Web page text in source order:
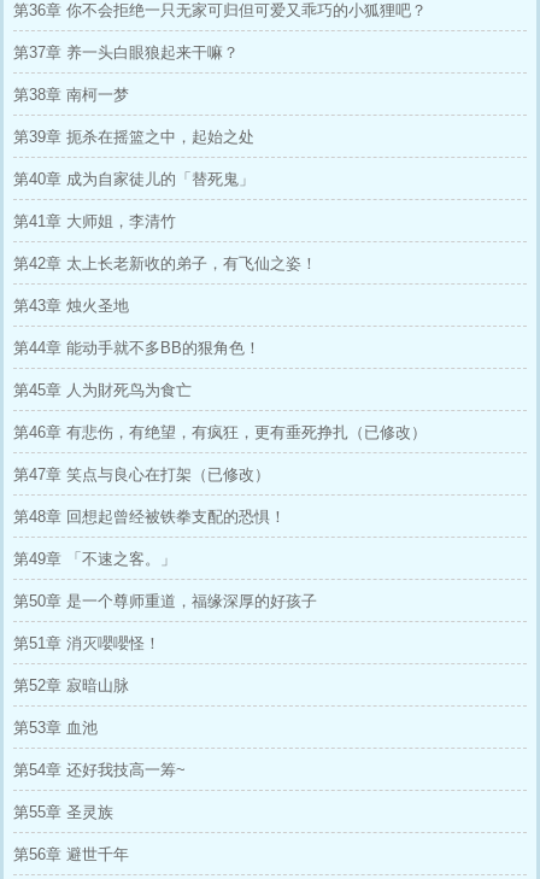
第36章 你不会拒绝一只无家可归但可爱又乖巧的小狐狸吧？
第37章 养一头白眼狼起来干嘛？
第38章 南柯一梦
第39章 扼杀在摇篮之中，起始之处
第40章 成为自家徒儿的「替死鬼」
第41章 大师姐，李清竹
第42章 太上长老新收的弟子，有飞仙之姿！
第43章 烛火圣地
第44章 能动手就不多BB的狠角色！
第45章 人为財死鸟为食亡
第46章 有悲伤，有绝望，有疯狂，更有垂死挣扎（已修改）
第47章 笑点与良心在打架（已修改）
第48章 回想起曾经被铁拳支配的恐惧！
第49章 「不速之客。」
第50章 是一个尊师重道，福缘深厚的好孩子
第51章 消灭嚶嚶怪！
第52章 寂暗山脉
第53章 血池
第54章 还好我技高一筹~
第55章 圣灵族
第56章 避世千年